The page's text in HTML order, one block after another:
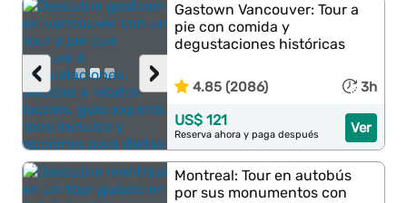
›
‹
Gastown Vancouver: Tour a
pie con comida y
degustaciones históricas
4.85 (2086) 3h
Ver
US$ 121
Reserva ahora y paga después
Montreal: Tour en autobús
por sus monumentos con